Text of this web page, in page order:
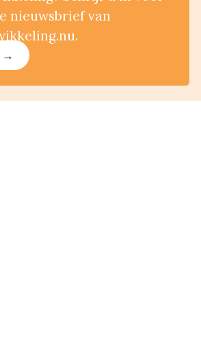
nieuwsbrief van
→